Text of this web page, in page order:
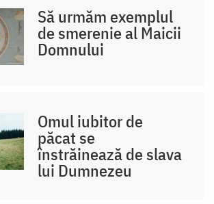
Să urmăm exemplul
de smerenie al Maicii
Domnului
Omul iubitor de
păcat se
înstrăinează de slava
lui Dumnezeu